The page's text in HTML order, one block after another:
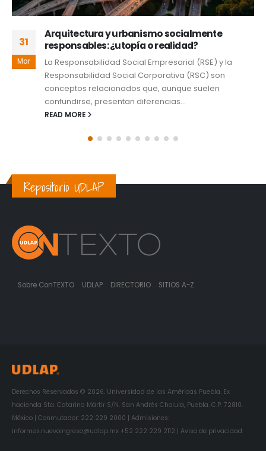
29
Ene
La crisis del 26
Resumen El primero de julio de 2026, se marcará un
hito en la historia de la educación y profesionistas en
Estados...
READ MORE
Repositorio UDLAP
Sobre ConTEXTO UDLAP DIRECTORIO SITIOS A-Z
Derechos Reservados © 2026. Universidad de las Américas Puebla. Ex
hacienda Sta. Catarina Mártir S/N. San Andrés Cholula, Puebla. C.P. 72810.
México | Conmutador: 222 229 2000 | Admisiones:
informes.nuevoingreso@udlap.mx +52 222 229 2112 | Aviso de privacidad